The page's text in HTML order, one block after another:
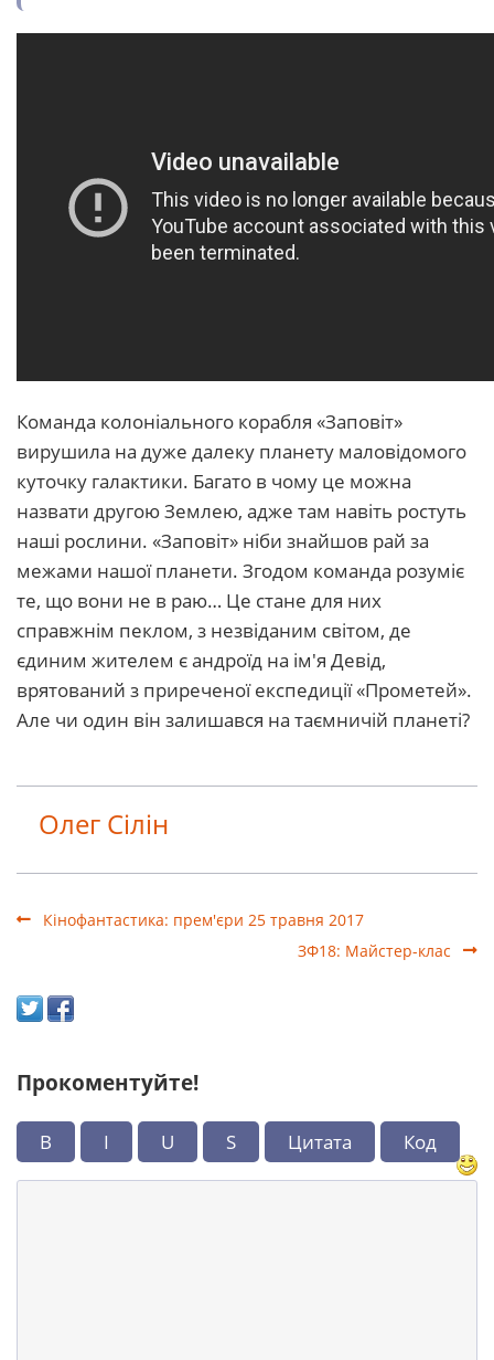
Команда колоніального корабля «Заповіт»
вирушила на дуже далеку планету маловідомого
куточку галактики. Багато в чому це можна
назвати другою Землею, адже там навіть ростуть
наші рослини. «Заповіт» ніби знайшов рай за
межами нашої планети. Згодом команда розуміє
те, що вони не в раю… Це стане для них
справжнім пеклом, з незвіданим світом, де
єдиним жителем є андроїд на ім'я Девід,
врятований з приреченої експедиції «Прометей».
Але чи один він залишався на таємничій планеті?
Олег Сілін
Кінофантастика: прем'єри 25 травня 2017
ЗФ18: Майстер-клас
Прокоментуйте!
B I U S Цитата Код